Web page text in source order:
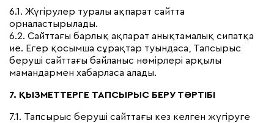
6.1. Жүгірулер туралы ақпарат сайтта
орналастырылады.
6.2. Сайттағы барлық ақпарат анықтамалық сипатқа
ие. Егер қосымша сұрақтар туындаса, Тапсырыс
беруші сайттағы байланыс нөмірлері арқылы
мамандармен хабарласа алады.
7. ҚЫЗМЕТТЕРГЕ ТАПСЫРЫС БЕРУ ТӘРТІБІ
7.1. Тапсырыс беруші сайттағы кез келген жүгіруге